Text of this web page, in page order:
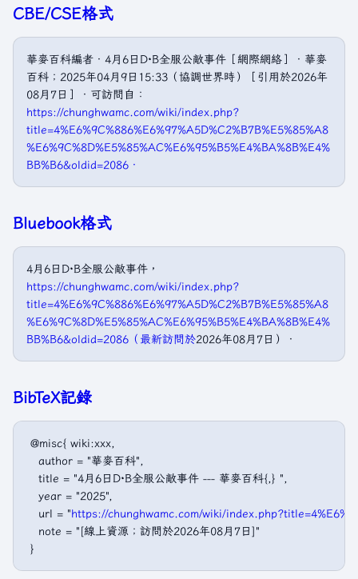
CBE/CSE格式
華麥百科編者．4月6日D·B全服公敵事件［網際網絡］．華麥
百科；2025年04月9日15:33（協調世界時）［引用於2026年
08月7日］．可訪問自：
https://chunghwamc.com/wiki/index.php?
title=4%E6%9C%886%E6%97%A5D%C2%B7B%E5%85%A8
%E6%9C%8D%E5%85%AC%E6%95%B5%E4%BA%8B%E4%
BB%B6&oldid=2086．
Bluebook格式
4月6日D·B全服公敵事件，
https://chunghwamc.com/wiki/index.php?
title=4%E6%9C%886%E6%97%A5D%C2%B7B%E5%85%A8
%E6%9C%8D%E5%85%AC%E6%95%B5%E4%BA%8B%E4%
BB%B6&oldid=2086（最新訪問於2026年08月7日）．
BibTeX記錄
@misc{ wiki:xxx,
   author = "華麥百科",
   title = "4月6日D·B全服公敵事件 --- 華麥百科{,} ",
   year = "2025",
   url = "
https://chunghwamc.com/wiki/
   note = "[線上資源；訪問於2026年08月7日]"